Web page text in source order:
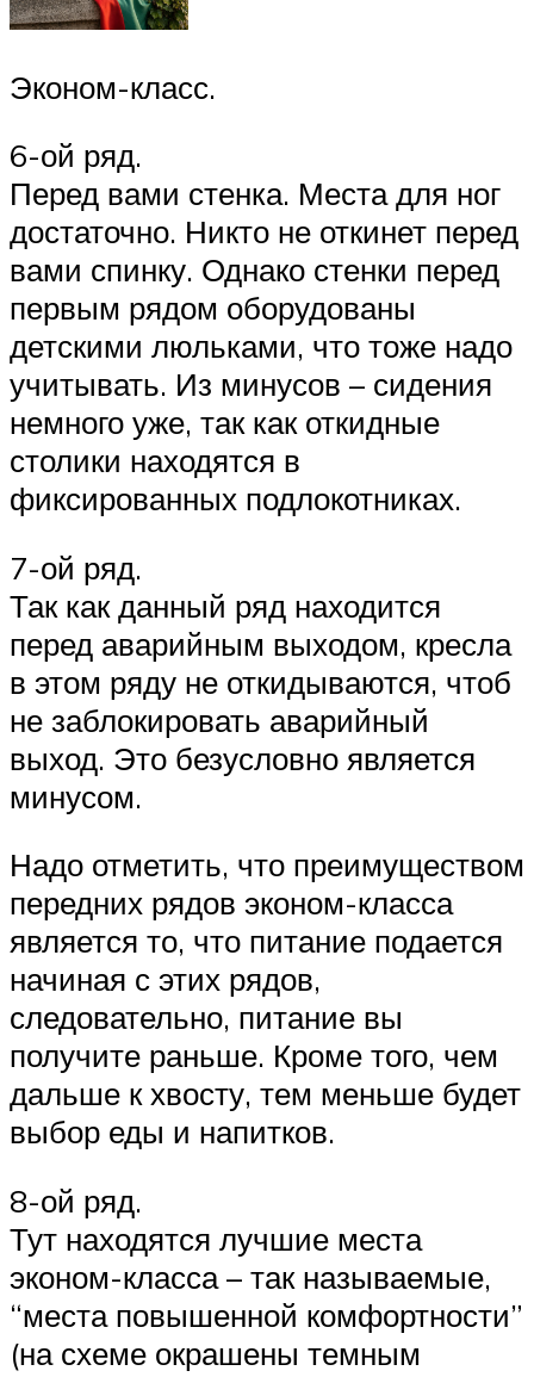
Эконом-класс.
6-ой ряд.
Перед вами стенка. Места для ног
достаточно. Никто не откинет перед
вами спинку. Однако стенки перед
первым рядом оборудованы
детскими люльками, что тоже надо
учитывать. Из минусов – сидения
немного уже, так как откидные
столики находятся в
фиксированных подлокотниках.
7-ой ряд.
Так как данный ряд находится
перед аварийным выходом, кресла
в этом ряду не откидываются, чтоб
не заблокировать аварийный
выход. Это безусловно является
минусом.
Надо отметить, что преимуществом
передних рядов эконом-класса
является то, что питание подается
начиная с этих рядов,
следовательно, питание вы
получите раньше. Кроме того, чем
дальше к хвосту, тем меньше будет
выбор еды и напитков.
8-ой ряд.
Тут находятся лучшие места
эконом-класса – так называемые,
“места повышенной комфортности”
(на схеме окрашены темным